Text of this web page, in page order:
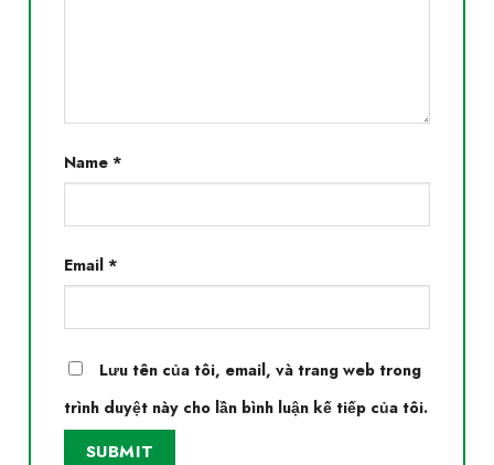
Name *
Email *
Lưu tên của tôi, email, và trang web trong
trình duyệt này cho lần bình luận kế tiếp của tôi.